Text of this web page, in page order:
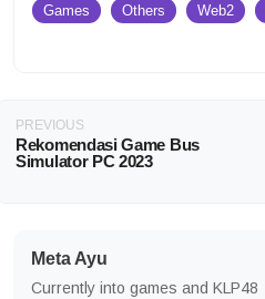
Games Others Web2
PREVIOUS
Rekomendasi Game Bus
Simulator PC 2023
Meta Ayu
Currently into games and KLP48